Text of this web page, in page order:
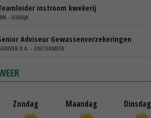
instroom kwekerij
- SCHAIJK
Adviseur Gewassenverzekeringen
U.A. - ZOETERMEER
Zondag Maandag Dinsdag